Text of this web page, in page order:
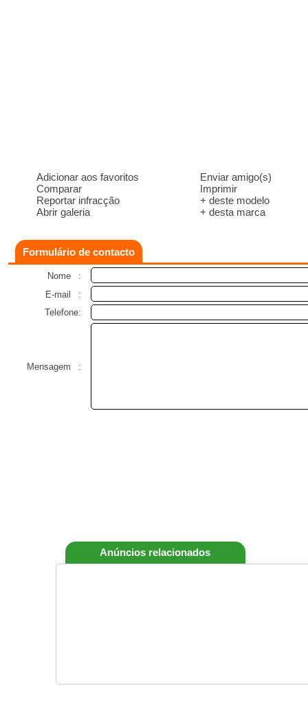
Adicionar aos favoritos
Comparar
Reportar infracção
Abrir galeria
Enviar amigo(s)
Imprimir
+ deste modelo
+ desta marca
Formulário de contacto
Nome
:
E-mail
:
Telefone:
Mensagem :
Anúncios relacionados